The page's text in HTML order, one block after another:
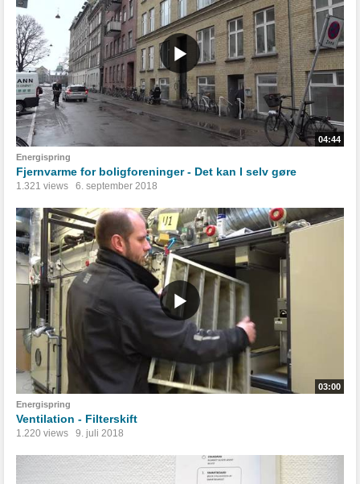
04:44
Energispring
Fjernvarme for boligforeninger - Det kan I selv gøre
1.321 views 6. september 2018
03:00
Energispring
Ventilation - Filterskift
1.220 views 9. juli 2018